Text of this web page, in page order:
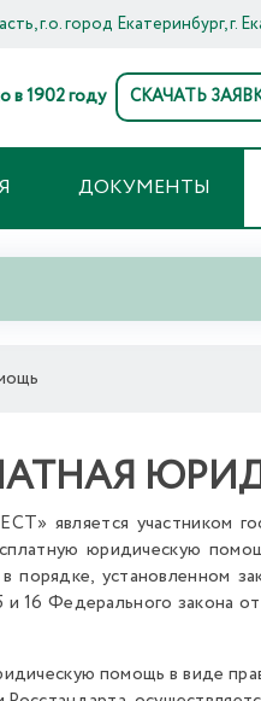
г.о. город Екатеринбург, г.
в 1902 году СКАЧАТЬ
ДОКУМЕНТЫ
является участником
юридическую
порядке, установленном
и 16 Федерального закона
помощь в виде